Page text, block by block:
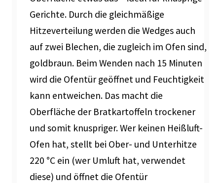
Gerichte. Durch die gleichmäßige
Hitzeverteilung werden die Wedges auch
auf zwei Blechen, die zugleich im Ofen sind,
goldbraun. Beim Wenden nach 15 Minuten
wird die Ofentür geöffnet und Feuchtigkeit
kann entweichen. Das macht die
Oberfläche der Bratkartoffeln trockener
und somit knuspriger. Wer keinen Heißluft-
Ofen hat, stellt bei Ober- und Unterhitze
220 °C ein (wer Umluft hat, verwendet
diese) und öffnet die Ofentür